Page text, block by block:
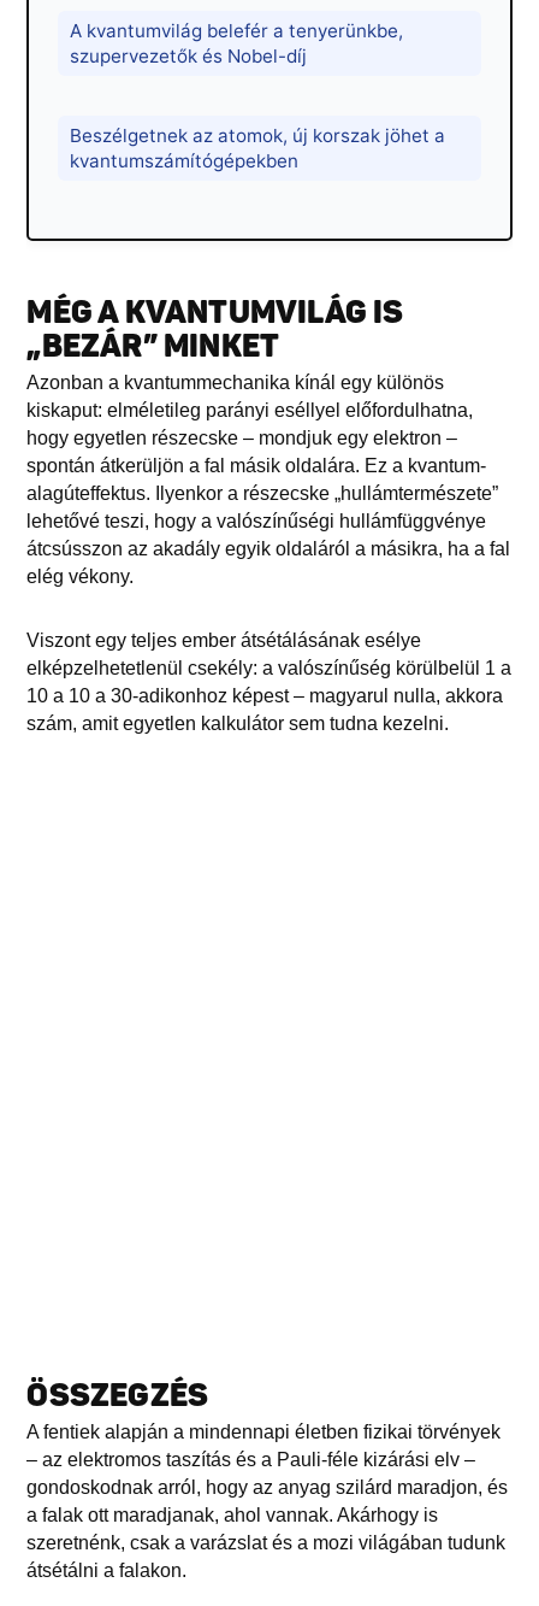
A kvantumvilág belefér a tenyerünkbe,
szupervezetők és Nobel-díj
Beszélgetnek az atomok, új korszak jöhet a
kvantumszámítógépekben
MÉG A KVANTUMVILÁG IS
„BEZÁR” MINKET
Azonban a kvantummechanika kínál egy különös
kiskaput: elméletileg parányi eséllyel előfordulhatna,
hogy egyetlen részecske – mondjuk egy elektron –
spontán átkerüljön a fal másik oldalára. Ez a kvantum-
alagúteffektus. Ilyenkor a részecske „hullámtermészete”
lehetővé teszi, hogy a valószínűségi hullámfüggvénye
átcsússzon az akadály egyik oldaláról a másikra, ha a fal
elég vékony.
Viszont egy teljes ember átsétálásának esélye
elképzelhetetlenül csekély: a valószínűség körülbelül 1 a
10 a 10 a 30-adikonhoz képest – magyarul nulla, akkora
szám, amit egyetlen kalkulátor sem tudna kezelni.
ÖSSZEGZÉS
A fentiek alapján a mindennapi életben fizikai törvények
– az elektromos taszítás és a Pauli-féle kizárási elv –
gondoskodnak arról, hogy az anyag szilárd maradjon, és
a falak ott maradjanak, ahol vannak. Akárhogy is
szeretnénk, csak a varázslat és a mozi világában tudunk
átsétálni a falakon.